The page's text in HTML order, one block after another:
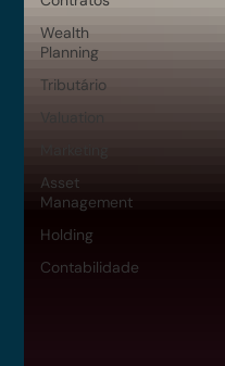
Wealth
Planning
Tributário
Valuation
Asset
Management
Holding
Contabilidade